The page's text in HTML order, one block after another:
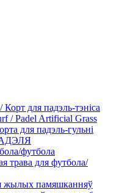
Корт для падэль-тэніса
/ Padel Artificial Grass
для падэль-гульні
футбола
трава для футбола/
жылых памяшканняў